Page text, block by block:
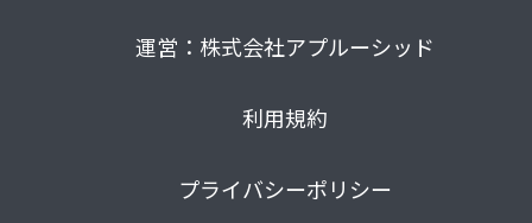
運営：株式会社アプルーシッド
利用規約
プライバシーポリシー